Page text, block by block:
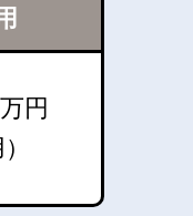
円